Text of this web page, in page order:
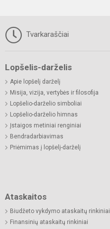
Tvarkaraščiai
Lopšelis-darželis
Apie lopšelį darželį
Misija, vizija, vertybės ir filosofija
Lopšelio-darželio simboliai
Lopšelio-darželio himnas
Įstaigos metiniai renginiai
Bendradarbiavimas
Priėmimas į lopšelį-darželį
Ataskaitos
Biudžeto vykdymo ataskaitų rinkiniai
Finansinių ataskaitų rinkiniai